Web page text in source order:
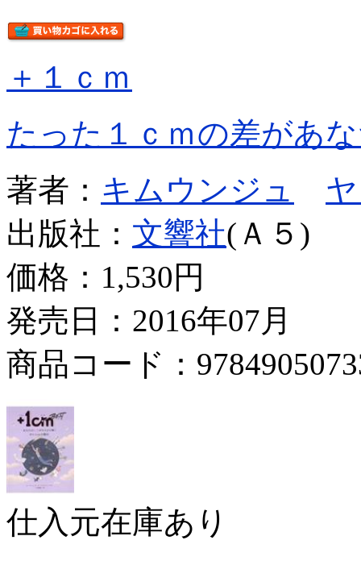
＋１ｃｍ
たった１ｃｍの差があ
著者： キムウンジュ
出版社： 文響社(Ａ５)
価格： 1,530円
発売日：2016年07月
商品コード：
仕入元在庫あり